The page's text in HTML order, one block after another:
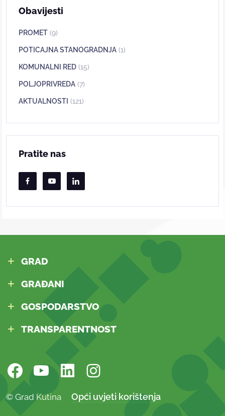
Obavijesti
PROMET (9)
POTICAJNA STANOGRADNJA (1)
KOMUNALNI RED (15)
POLJOPRIVREDA (7)
AKTUALNOSTI (121)
Pratite nas
GRAD
GRAĐANI
GOSPODARSTVO
TRANSPARENTNOST
© Grad Kutina Opći uvjeti korištenja